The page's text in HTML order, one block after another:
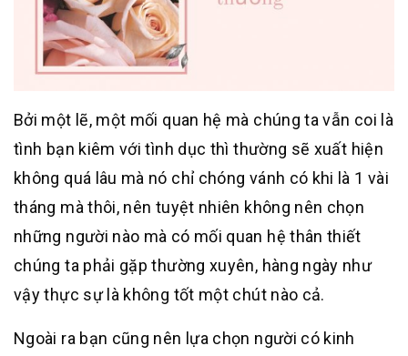
Bởi một lẽ, một mối quan hệ mà chúng ta vẫn coi là
tình bạn kiêm với tình dục thì thường sẽ xuất hiện
không quá lâu mà nó chỉ chóng vánh có khi là 1 vài
tháng mà thôi, nên tuyệt nhiên không nên chọn
những người nào mà có mối quan hệ thân thiết
chúng ta phải gặp thường xuyên, hàng ngày như
vậy thực sự là không tốt một chút nào cả.
Ngoài ra bạn cũng nên lựa chọn người có kinh